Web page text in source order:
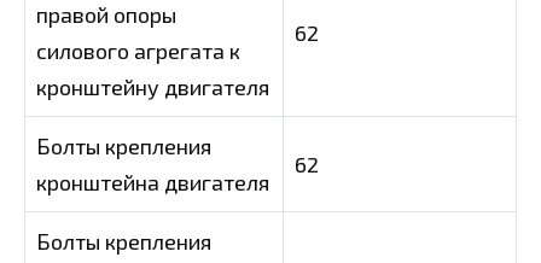
правой опоры
силового агрегата к
кронштейну двигателя
62
Болты крепления
кронштейна двигателя
62
Болты крепления